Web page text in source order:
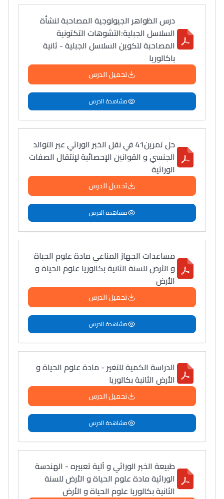
درس الظواهر الجيولوجية المصاحبة لنشأة
السلاسل الجبلية:التشوهات التكتونية
المصاحبة لتكوين السلاسل الجبلية - ثانية
باكالوريا
تحميل الدرس
مشاهدة الدرس
حل تمرين41 في نقل الخبر الوراثي عبر التوالد
الجنسي و القوانين الإحصائية لإنتقال الصفات
الوراثية
تحميل الدرس
مشاهدة الدرس
مساعدات الجهاز المناعي مادة علوم الحياة
و الأرض للسنة الثانية بكالوريا علوم الحياة و
الأرض
تحميل الدرس
مشاهدة الدرس
الدراسة الكمية للتغير - مادة علوم الحياة و
الأرض الثانية بكالوريا
تحميل الدرس
مشاهدة الدرس
طبيعة الخبر الوراثي و آلية تعبيره - الهندسة
الوراثية مادة علوم الحياة و الأرض للسنة
الثانية بكالوريا علوم الحياة و الأرض